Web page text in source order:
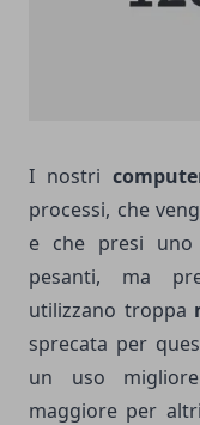
I nostri
processi, che
e che presi
pesanti, ma
utilizzano troppa
sprecata per
un uso
maggiore per